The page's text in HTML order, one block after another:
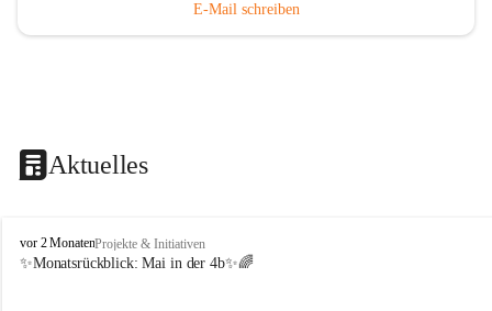
E-Mail schreiben
Aktuelles
V
o
vor 2 MonatenProjekte & Initiativen
✨Monatsrückblick: Mai in der 4b✨🌈